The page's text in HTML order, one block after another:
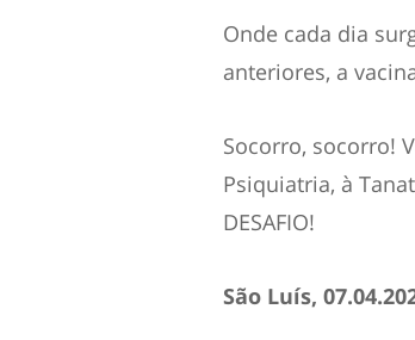
Onde cada dia
anteriores, a
Socorro, socorro!
Psiquiatria, à
DESAFIO!
São Luís,